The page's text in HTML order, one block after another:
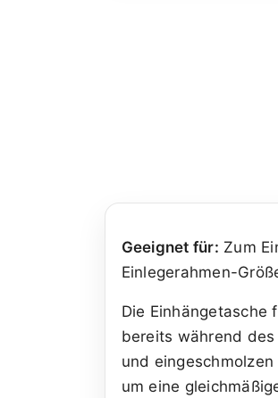
Geeignet für: Zum
Einlegerahmen-
Die Einhängetasche
bereits während
und
um eine